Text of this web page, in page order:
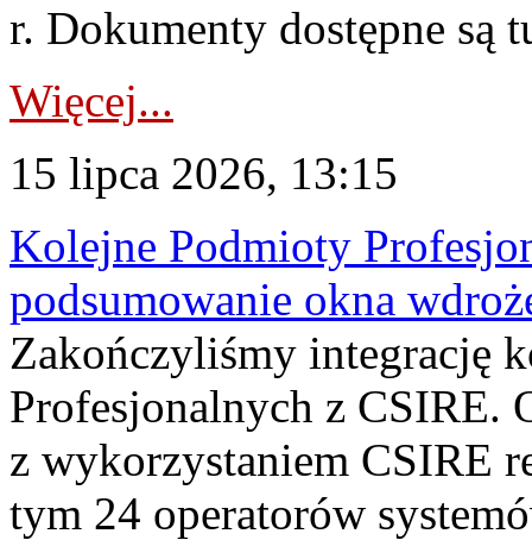
r. Dokumenty dostępne są
Więcej...
15 lipca 2026, 13:15
Kolejne Podmioty
podsumowanie okna
Zakończyliśmy integrację
Profesjonalnych z CSIRE.
z wykorzystaniem CSIRE
tym 24 operatorów